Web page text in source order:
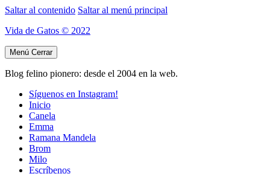
Saltar al contenido Saltar al menú principal
Vida de Gatos © 2022
Menú Cerrar
Blog felino pionero: desde el 2004 en la web.
Síguenos en Instagram!
Inicio
Canela
Emma
Ramana Mandela
Brom
Milo
Escríbenos